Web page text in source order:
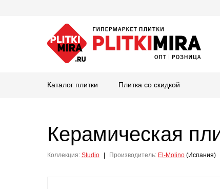
Каталог плитки Плитка со скидкой
Керамическая
Коллекция: Studio Производитель: El-Molino (Испания)